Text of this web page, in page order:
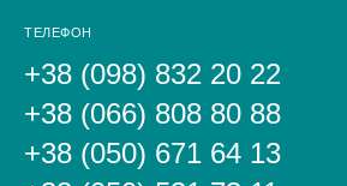
ТЕЛЕФОН
+38 (098) 832 20 22
+38 (066) 808 80 88
+38 (050) 671 64 13